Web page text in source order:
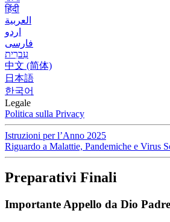
हिंदी
العربية
اردو
فارسی
עִברִית
中文 (简体)
日本語
한국어
Legale
Politica sulla Privacy
Istruzioni per l’Anno 2025
Riguardo a Malattie, Pandemiche e Virus
Preparativi Finali
Importante Appello da Dio